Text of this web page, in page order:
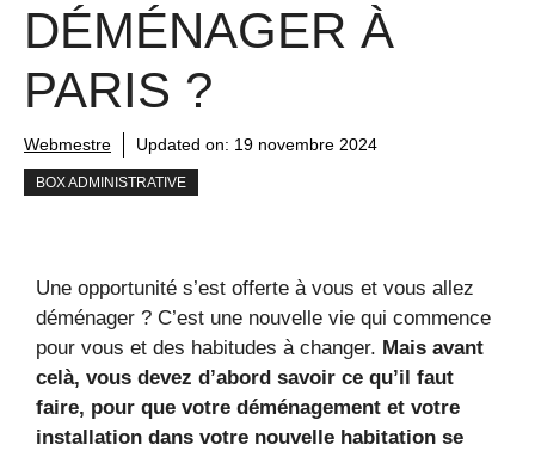
DÉMÉNAGER À
PARIS ?
Webmestre Updated on: 19 novembre 2024
BOX ADMINISTRATIVE
Une opportunité s’est offerte à vous et vous allez
déménager ? C’est une nouvelle vie qui commence
pour vous et des habitudes à changer. Mais avant
celà, vous devez d’abord savoir ce qu’il faut
faire, pour que votre déménagement et votre
installation dans votre nouvelle habitation se